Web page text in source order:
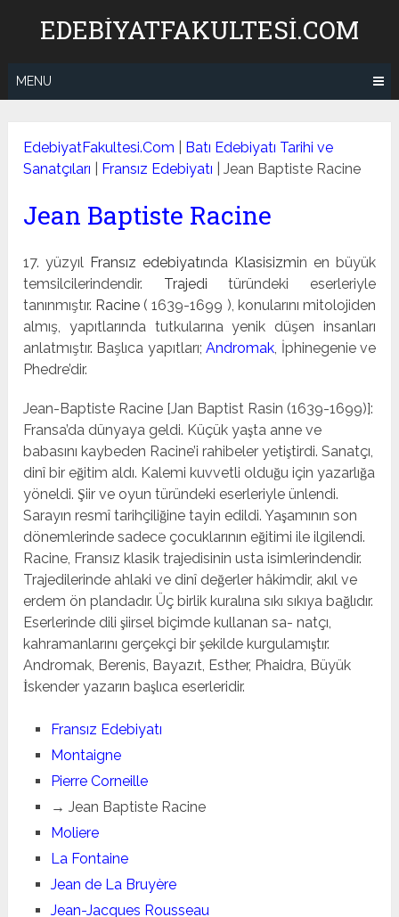
EDEBIYATFAKULTESI.COM
MENU
EdebiyatFakultesi.Com
Batı Edebiyatı Tarihi ve
Sanatçıları
Fransız Edebiyatı |Jean Baptiste Racine
Jean Baptiste Racine
17. yüzyıl Fransız edebiyatında Klasisizmin en büyük
temsilcilerindendir. Trajedi türündeki eserleriyle
tanınmıştır. Racine ( 1639-1699 ), konularını mitolojiden
al­mış, yapıtlarında tutkularına yenik düşen insanları
anlatmıştır. Başlıca yapıtları;Andromak, İphinegenie ve
Phedre’dir.
Jean-Baptiste Racine [Jan Baptist Rasin (1639-1699)]:
Fransa’da dünyaya geldi. Küçük yaşta anne ve
babasını kaybeden Racine’i rahibeler yetiştirdi. Sanatçı,
dinî bir eğitim aldı. Kalemi kuvvetli olduğu için yazarlığa
yöneldi. Şiir ve oyun türündeki eserleriyle ünlendi.
Sarayın resmî tarihçiliğine tayin edildi. Yaşamının son
dönemlerinde sadece çocuklarının eğitimi ile ilgilendi.
Racine, Fransız klasik trajedisinin usta isimlerindendir.
Trajedilerinde ahlaki ve dinî değerler hâkimdir, akıl ve
erdem ön plandadır. Üç birlik kuralına sıkı sıkıya bağlıdır.
Eserlerinde dili şiirsel biçimde kullanan sa- natçı,
kahramanlarını gerçekçi bir şekilde kurgulamıştır.
Andromak, Berenis, Bayazıt, Esther, Phaidra, Büyük
İskender yazarın başlıca eserleridir.
Fransız Edebiyatı
Montaigne
Pierre Corneille
→ Jean Baptiste Racine
Moliere
La Fontaine
Jean de La Bruyère
Jean-Jacques Rousseau